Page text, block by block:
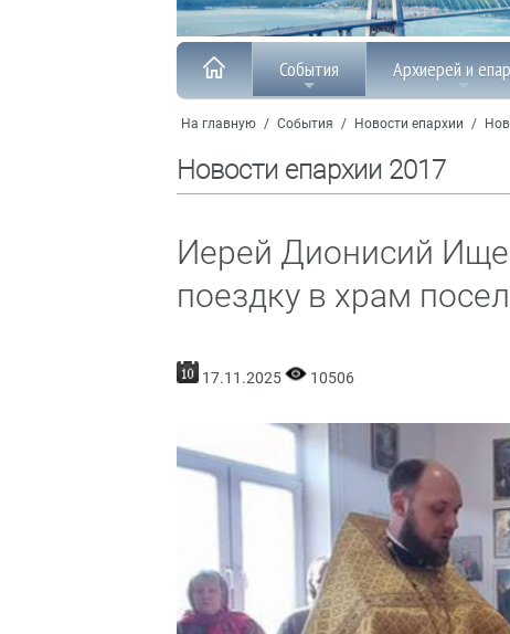
События Архиерей и
На главную / События / Новости епархии /
Новости епархии 2017
Иерей Дионисий
поездку в храм
17.11.2025 10506